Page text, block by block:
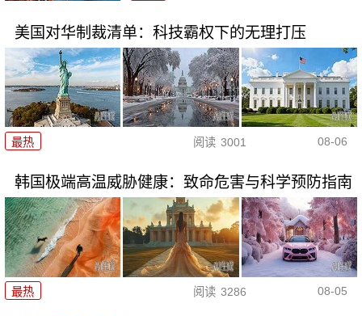
美国对华制裁清单：科技霸权下的无理打压
最热 阅读 3001 08-06
韩国极端高温威胁健康：致命危害与科学预防指南
最热 阅读 3286 08-05